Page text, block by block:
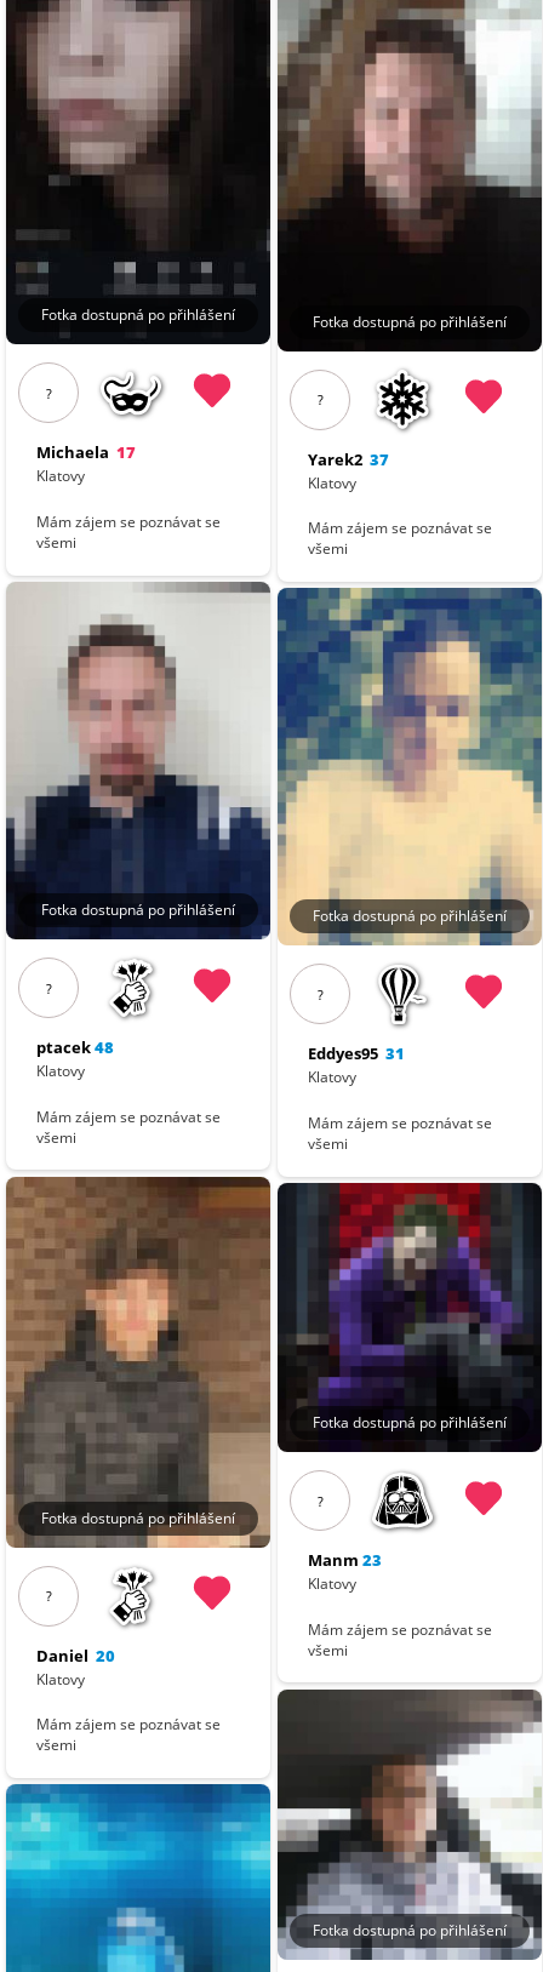
Fotka dostupná po přihlášení
?
Michaela 17
Klatovy
Mám zájem se poznávat se
všemi
Fotka dostupná po přihlášení
?
ptacek48
Klatovy
Mám zájem se poznávat se
všemi
Fotka dostupná po přihlášení
?
Daniel 20
Klatovy
Mám zájem se poznávat se
všemi
Fotka dostupná po přihlášení
?
Yarek2 37
Klatovy
Mám zájem se poznávat se
všemi
Fotka dostupná po přihlášení
?
Eddyes95 31
Klatovy
Mám zájem se poznávat se
všemi
Fotka dostupná po přihlášení
?
Manm 23
Klatovy
Mám zájem se poznávat se
všemi
Fotka dostupná po přihlášení